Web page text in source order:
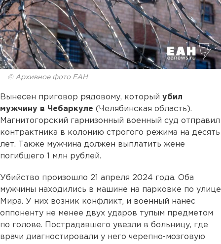
© Архивное фото ЕАН
Вынесен приговор рядовому, который убил
мужчину в Чебаркуле (Челябинская область).
Магнитогорский гарнизонный военный суд отправил
контрактника в колонию строгого режима на десять
лет. Также мужчина должен выплатить жене
погибшего 1 млн рублей.
Убийство произошло 21 апреля 2024 года. Оба
мужчины находились в машине на парковке по улице
Мира. У них возник конфликт, и военный нанес
оппоненту не менее двух ударов тупым предметом
по голове. Пострадавшего увезли в больницу, где
врачи диагностировали у него черепно-мозговую